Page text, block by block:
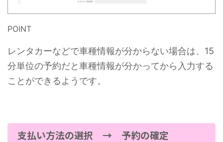
POINT
レンタカーなどで車種情報が分からない場合は、15
分単位の予約だと車種情報が分かってから入力する
ことができるようです。
支払い方法の選択 → 予約の確定